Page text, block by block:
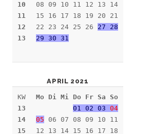
10
11
12
13
08 09 10 11 12 13 14
15 16 17 18 19 20 21
22 23 24 25 26 27 28
29 30 31
APRIL 2021
KW
13
14
15
Mo Di Mi Do Fr Sa So
01 02 03 04
05 06 07 08 09 10 11
12 13 14 15 16 17 18